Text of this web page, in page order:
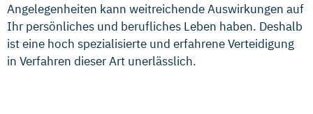
Angelegenheiten kann weitreichende Auswirkungen auf
Ihr persönliches und berufliches Leben haben. Deshalb
ist eine hoch spezialisierte und erfahrene Verteidigung
in Verfahren dieser Art unerlässlich.